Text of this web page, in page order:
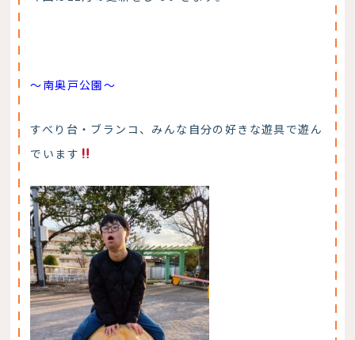
〜南奥戸公園〜
すべり台・ブランコ、みんな自分の好きな遊具で遊ん
でいます